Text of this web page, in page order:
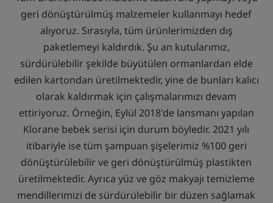
geri dönüştürülmüş malzemeler kullanmayı hedef
alıyoruz. Sırasıyla, tüm ürünlerimizden dış
paketlemeyi kaldırdık. Şu an kutularımız,
sürdürülebilir şekilde büyütülen ormanlardan elde
edilen kartondan üretilmektedir, yine de bunları kalıcı
olarak kaldırmak için çalışmalarımızı devam
ettiriyoruz. Örneğin, Eylül 2018'de lansmanı yapılan
Klorane bebek serisi için durum böyledir. 2021 yılı
itibariyle ise tüm şampuan şişelerimiz %100 geri
dönüştürülebilir ve geri dönüştürülmüş plastikten
üretilmektedir. Ayrıca yüz ve göz makyajı temizleme
mendillerimizi de sürdürülebilir bir düzen sağlamak